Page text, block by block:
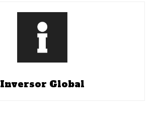
Inversor Global